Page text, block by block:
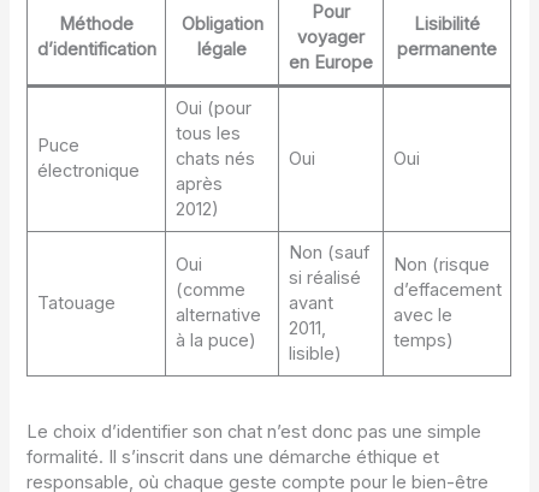
Méthode
d’identification
Obligation
légale
Pour
voyager
en Europe
Lisibilité
permanente
Puce
électronique
Oui (pour
tous les
chats nés
après
2012)
Oui Oui
Tatouage
Oui
(comme
alternative
à la puce)
Non (sauf
si réalisé
avant
2011,
lisible)
Non (risque
d’effacement
avec le
temps)
Le choix d’identifier son chat n’est donc pas une simple
formalité. Il s’inscrit dans une démarche éthique et
responsable, où chaque geste compte pour le bien-être